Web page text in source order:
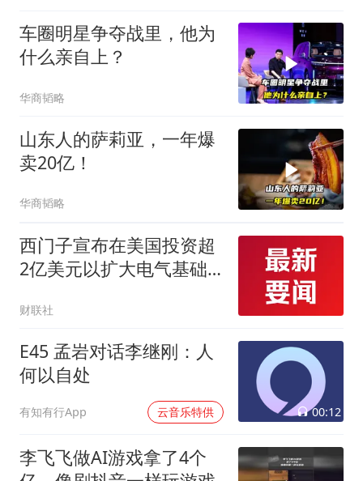
车圈明星争夺战里，他为
什么亲自上？
华商韬略
山东人的萨莉亚，一年爆
卖20亿！
华商韬略
西门子宣布在美国投资超
2亿美元以扩大电气基础
财联社
E45 孟岩对话李继刚：人
何以自处
有知有行App 云音乐特供 00:12
李飞飞做AI游戏拿了4个